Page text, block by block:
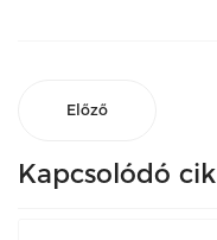
Előző
Kapcsolódó